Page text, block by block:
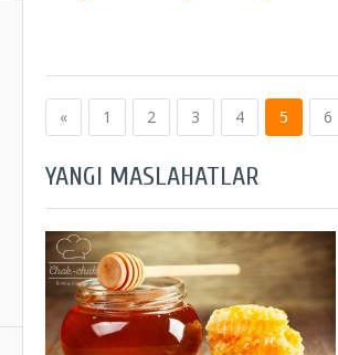
« 1 2 3 4 5 6
YANGI MASLAHATLAR